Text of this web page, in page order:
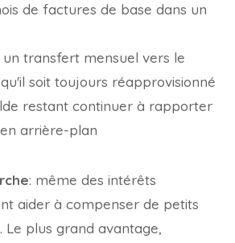
de factures de base dans un
transfert mensuel vers le
soit toujours réapprovisionné
restant continuer à rapporter
arrière-plan
: même des intérêts
aider à compenser de petits
plus grand avantage,